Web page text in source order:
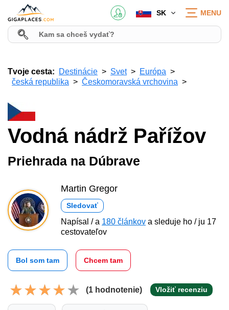
SK MENU
Tvoje cesta: Destinácie Svet
Európa
česká republika
Českomoravská vrchovina
Vodná nádrž Pařížov
Priehrada na Dúbrave
Martin Gregor
Sledovať
Napísal / a 180 článkov a sleduje ho / ju 17
cestovateľov
Bol som tam Chcem tam
(1 hodnotenie) Vložiť recenziu